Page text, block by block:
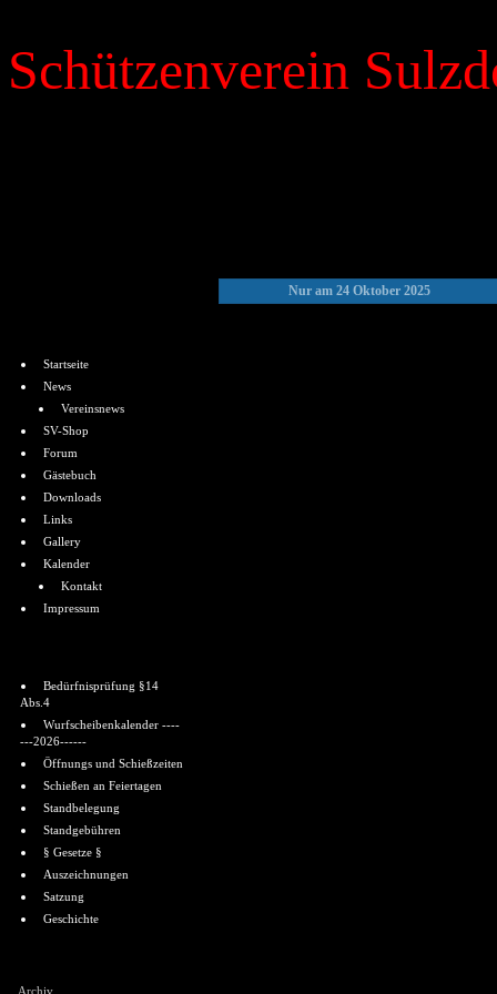
Schützenverein
Startseite
News
Vereinsnews
SV-Shop
Forum
Gästebuch
Downloads
Links
Gallery
Kalender
Kontakt
Impressum
Bedürfnisprüfung §14
Abs.4
Wurfscheibenkalender ----
---2026------
Öffnungs und Schießzeiten
Schießen an Feiertagen
Standbelegung
Standgebühren
§ Gesetze §
Auszeichnungen
Satzung
Geschichte
Archiv
Nur am 24 Oktober 2025